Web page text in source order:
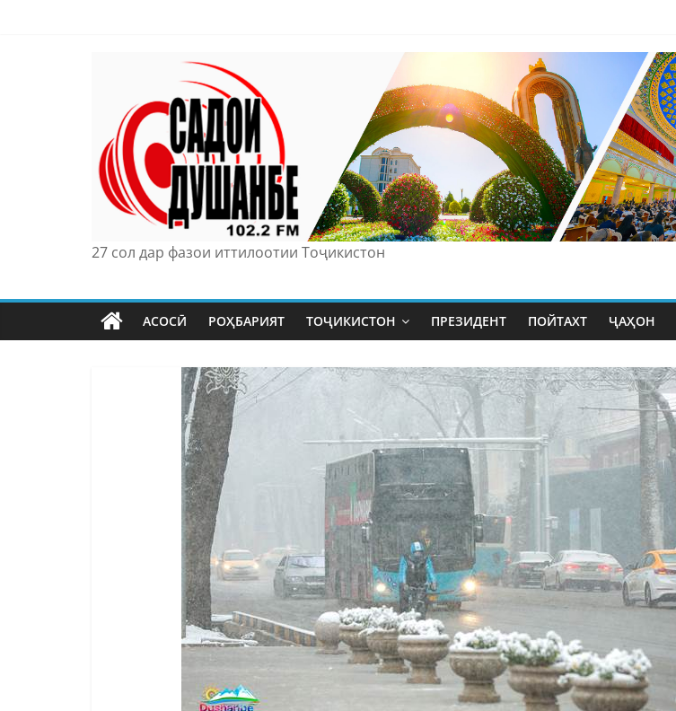
27 сол дар фазои иттилоотии Тоҷикистон
АСОСӢ РОҲБАРИЯТ ТОҶИКИСТОН ПРЕЗИДЕНТ ПОЙТАХТ ҶАҲОН